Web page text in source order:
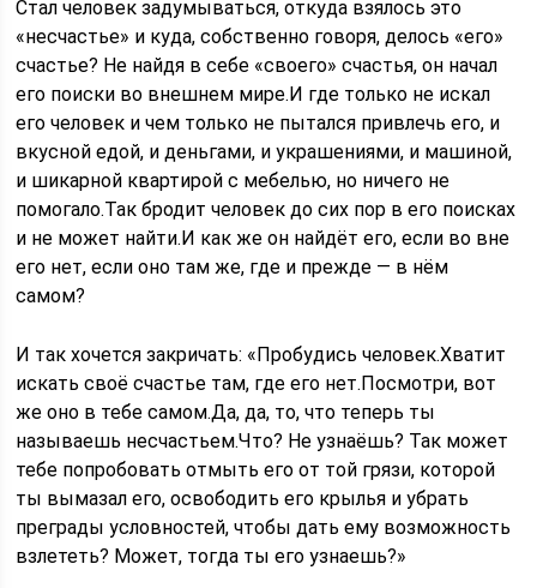
Стал человек задумываться, откуда взялось это
«несчастье» и куда, собственно говоря, делось «его»
счастье? Не найдя в себе «своего» счастья, он начал
его поиски во внешнем мире.И где только не искал
его человек и чем только не пытался привлечь его, и
вкусной едой, и деньгами, и украшениями, и машиной,
и шикарной квартирой с мебелью, но ничего не
помогало.Так бродит человек до сих пор в его поисках
и не может найти.И как же он найдёт его, если во вне
его нет, если оно там же, где и прежде — в нём
самом?
И так хочется закричать: «Пробудись человек.Хватит
искать своё счастье там, где его нет.Посмотри, вот
же оно в тебе самом.Да, да, то, что теперь ты
называешь несчастьем.Что? Не узнаёшь? Так может
тебе попробовать отмыть его от той грязи, которой
ты вымазал его, освободить его крылья и убрать
преграды условностей, чтобы дать ему возможность
взлететь? Может, тогда ты его узнаешь?»